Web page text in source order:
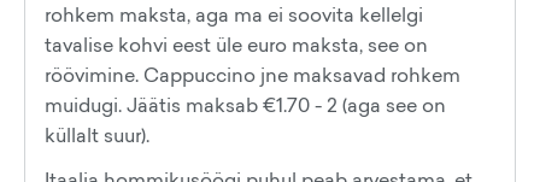
rohkem maksta, aga ma ei soovita kellelgi
tavalise kohvi eest üle euro maksta, see on
röövimine. Cappuccino jne maksavad rohkem
muidugi. Jäätis maksab €1.70 - 2 (aga see on
küllalt suur).